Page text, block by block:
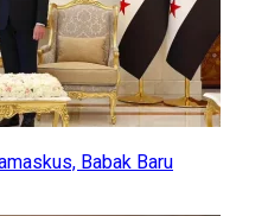
Babak Baru